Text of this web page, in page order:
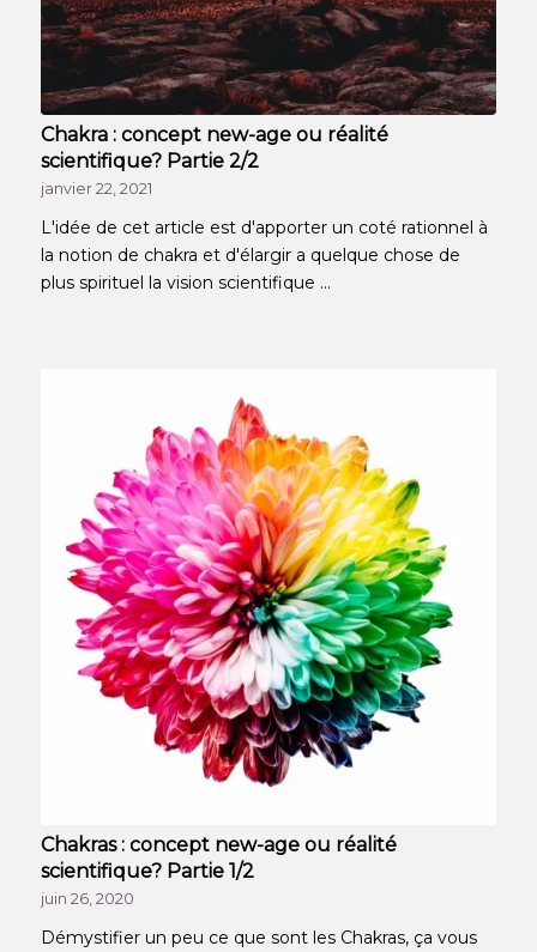
Chakra : concept new-age ou réalité
scientifique? Partie 2/2
janvier 22, 2021
L'idée de cet article est d'apporter un coté rationnel à
la notion de chakra et d'élargir a quelque chose de
plus spirituel la vision scientifique ...
Chakras : concept new-age ou réalité
scientifique? Partie 1/2
juin 26, 2020
Démystifier un peu ce que sont les Chakras, ça vous